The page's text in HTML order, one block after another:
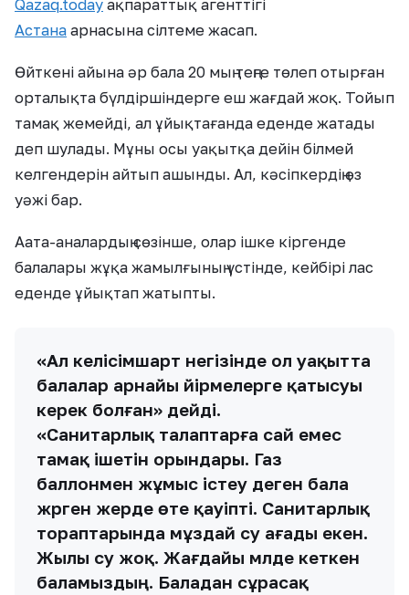
Qazaq.today ақпараттық агенттігі
Астана арнасына сілтеме жасап.
Өйткені айына әр бала 20 мың теңге төлеп отырған
орталықта бүлдіршіндерге еш жағдай жоқ. Тойып
тамақ жемейді, ал ұйықтағанда еденде жатады
деп шулады. Мұны осы уақытқа дейін білмей
келгендерін айтып ашынды. Ал, кәсіпкердің өз
уәжі бар.
Аата-аналардың сөзінше, олар ішке кіргенде
балалары жұқа жамылғының үстінде, кейбірі лас
еденде ұйықтап жатыпты.
«Ал келісімшарт негізінде ол уақытта
балалар арнайы үйірмелерге қатысуы
керек болған» дейді.
«Санитарлық талаптарға сай емес
тамақ ішетін орындары. Газ
баллонмен жұмыс істеу деген бала
жүрген жерде өте қауіпті. Санитарлық
тораптарында мұздай су ағады екен.
Жылы су жоқ. Жағдайы мүлде кеткен
баламыздың. Баладан сұрасақ